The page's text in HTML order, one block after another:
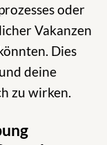
oder
Vakanzen
Dies
deine
zu wirken.